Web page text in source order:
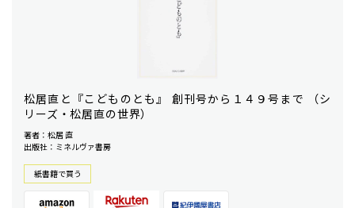
松居直と『こどものとも』 創刊号から１４９号まで （シ
リーズ・松居直の世界）
著者：松居 直
出版社：ミネルヴァ書房
紙書籍で買う